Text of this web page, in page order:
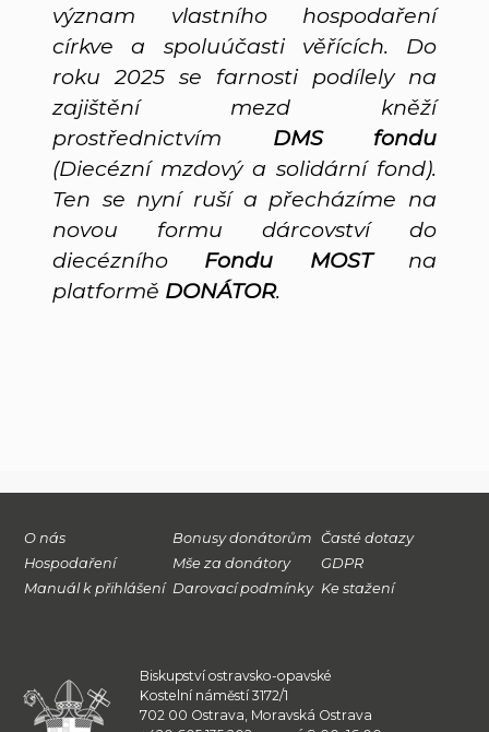
význam vlastního hospodaření
církve a spoluúčasti věřících. Do
roku 2025 se farnosti podílely na
zajištění mezd kněží
prostřednictvím DMS fondu
(Diecézní mzdový a solidární fond).
Ten se nyní ruší a přecházíme na
novou formu dárcovství do
diecézního Fondu MOSTna
platformě DONÁTOR.
Biskupství ostravsko-opavské
Kostelní náměstí 3172/1
702 00 Ostrava, Moravská Ostrava
O nás
Hospodaření
Manuál k přihlášení
Bonusy donátorům
Mše za donátory
Darovací podmínky
Časté dotazy
GDPR
Ke stažení